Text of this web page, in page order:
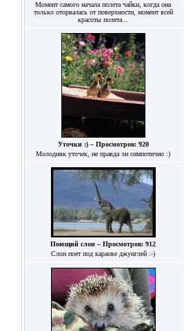
Момент самого начала полета чайки, когда она
только оторвалась от поверхности, момент всей
красоты полета...
Уточки :) – Просмотров: 920
Молодняк уточек, не правда ли симпотично :)
Поющий слон – Просмотров: 912
Слон поет под караоке джунглей :-)